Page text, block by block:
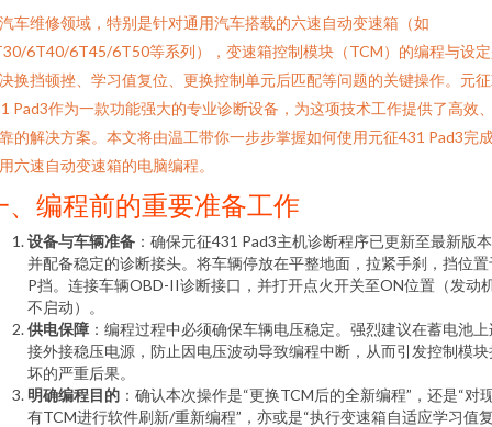
车维修领域，特别是针对通用汽车搭载的六速自动变速箱（如
6T40/6T45/6T50等系列），变速箱控制模块（TCM）的编程与设
换挡顿挫、学习值复位、更换控制单元后匹配等问题的关键操作。元
Pad3作为一款功能强大的专业诊断设备，为这项技术工作提供了高效
的解决方案。本文将由温工带你一步步掌握如何使用元征431 Pad3完
六速自动变速箱的电脑编程。
、编程前的重要准备工作
设备与车辆准备 ：确保元征431 Pad3主机诊断程序已更新至最新版
并配备稳定的诊断接头。将车辆停放在平整地面，拉紧手刹，挡位置
P挡。连接车辆OBD-II诊断接口，并打开点火开关至ON位置（发动
不启动）。
供电保障 ：编程过程中必须确保车辆电压稳定。强烈建议在蓄电池上
接外接稳压电源，防止因电压波动导致编程中断，从而引发控制模块
坏的严重后果。
明确编程目的 ：确认本次操作是“更换TCM后的全新编程”，还是“对
有TCM进行软件刷新/重新编程”，亦或是“执行变速箱自适应学习值